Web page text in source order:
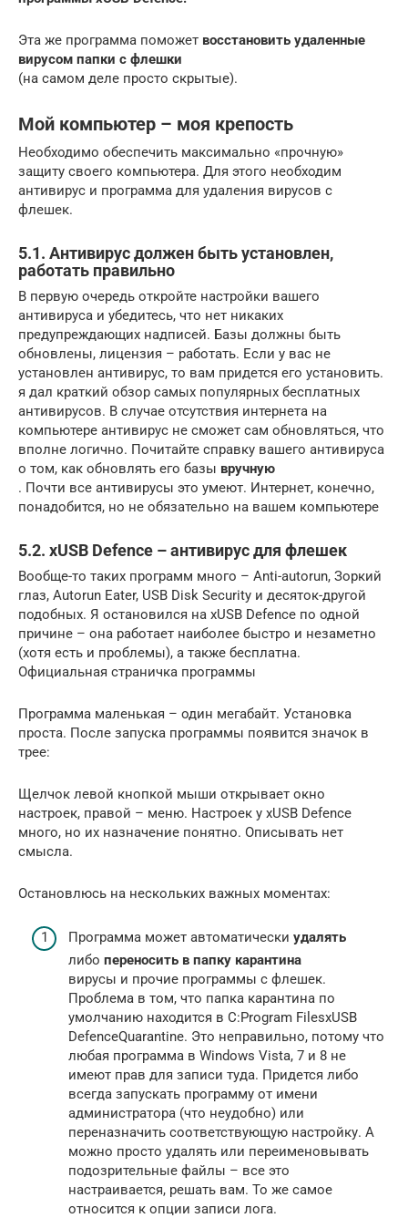
Эта же программа поможет восстановить удаленные
вирусом папки с флешки
(на самом деле просто скрытые).
Мой компьютер – моя крепость
Необходимо обеспечить максимально «прочную»
защиту своего компьютера. Для этого необходим
антивирус и программа для удаления вирусов с
флешек.
5.1. Антивирус должен быть установлен,
работать правильно
В первую очередь откройте настройки вашего
антивируса и убедитесь, что нет никаких
предупреждающих надписей. Базы должны быть
обновлены, лицензия – работать. Если у вас не
установлен антивирус, то вам придется его установить.
я дал краткий обзор самых популярных бесплатных
антивирусов. В случае отсутствия интернета на
компьютере антивирус не сможет сам обновляться, что
вполне логично. Почитайте справку вашего антивируса
о том, как обновлять его базы вручную
. Почти все антивирусы это умеют. Интернет, конечно,
понадобится, но не обязательно на вашем компьютере
5.2. xUSB Defence – антивирус для флешек
Вообще-то таких программ много – Anti-autorun, Зоркий
глаз, Autorun Eater, USB Disk Security и десяток-другой
подобных. Я остановился на xUSB Defence по одной
причине – она работает наиболее быстро и незаметно
(хотя есть и проблемы), а также бесплатна.
Официальная страничка программы
Программа маленькая – один мегабайт. Установка
проста. После запуска программы появится значок в
трее:
Щелчок левой кнопкой мыши открывает окно
настроек, правой – меню. Настроек у xUSB Defence
много, но их назначение понятно. Описывать нет
смысла.
Остановлюсь на нескольких важных моментах:
Программа может автоматически удалять
либо переносить в папку карантина
вирусы и прочие программы с флешек.
Проблема в том, что папка карантина по
умолчанию находится в C:Program FilesxUSB
DefenceQuarantine. Это неправильно, потому что
любая программа в Windows Vista, 7 и 8 не
имеют прав для записи туда. Придется либо
всегда запускать программу от имени
администратора (что неудобно) или
переназначить соответствующую настройку. А
можно просто удалять или переименовывать
подозрительные файлы – все это
настраивается, решать вам. То же самое
относится к опции записи лога.